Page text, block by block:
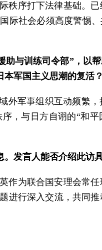
秩序打下法律基础。
际社会必须高度警惕
与训练司令部”，以
军国主义思潮的复活？
外军事组织互动频繁
，与日方自诩的“和
发言人能否介绍此访
为联合国安理会常任
进行深入交流，共同